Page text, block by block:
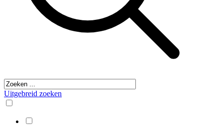
Uitgebreid zoeken